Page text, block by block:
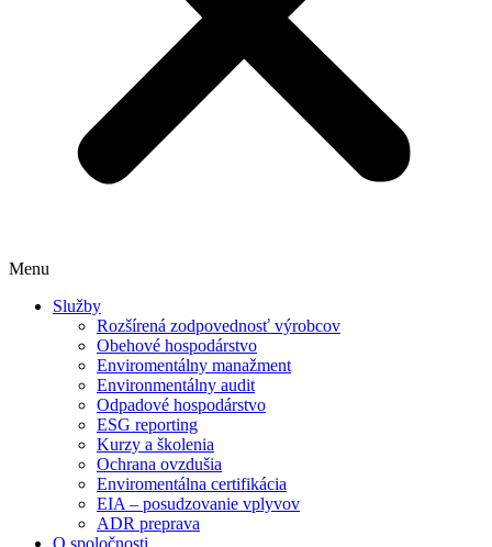
Menu
Služby
Rozšírená zodpovednosť výrobcov
Obehové hospodárstvo
Enviromentálny manažment
Environmentálny audit
Odpadové hospodárstvo
ESG reporting
Kurzy a školenia
Ochrana ovzdušia
Enviromentálna certifikácia
EIA – posudzovanie vplyvov
ADR preprava
O spoločnosti